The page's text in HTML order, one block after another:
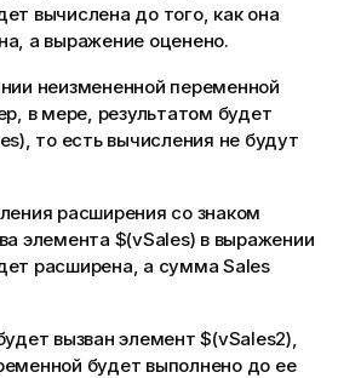
вычислена до того, как она
а выражение оценено.
неизмененной переменной
в мере, результатом будет
, то есть вычисления не будут
расширения со знаком
элемента $(vSales) в выражении
расширена, а сумма Sales
вызван элемент$(vSales2)
будет выполнено до ее